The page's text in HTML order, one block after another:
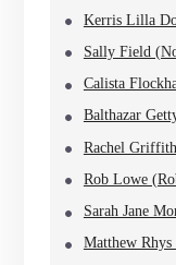
Kerris Lilla
Sally Field
Calista
Balthazar
Rachel
Rob Lowe
Sarah Jane
Matthew